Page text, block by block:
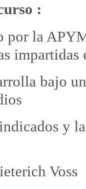
:
por la
impartidas
bajo
y
Voss